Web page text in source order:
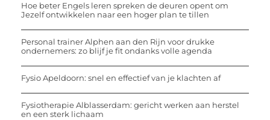
Hoe beter Engels leren spreken de deuren opent om
Jezelf ontwikkelen naar een hoger plan te tillen
Personal trainer Alphen aan den Rijn voor drukke
ondernemers: zo blijf je fit ondanks volle agenda
Fysio Apeldoorn: snel en effectief van je klachten af
Fysiotherapie Alblasserdam: gericht werken aan herstel
en een sterk lichaam